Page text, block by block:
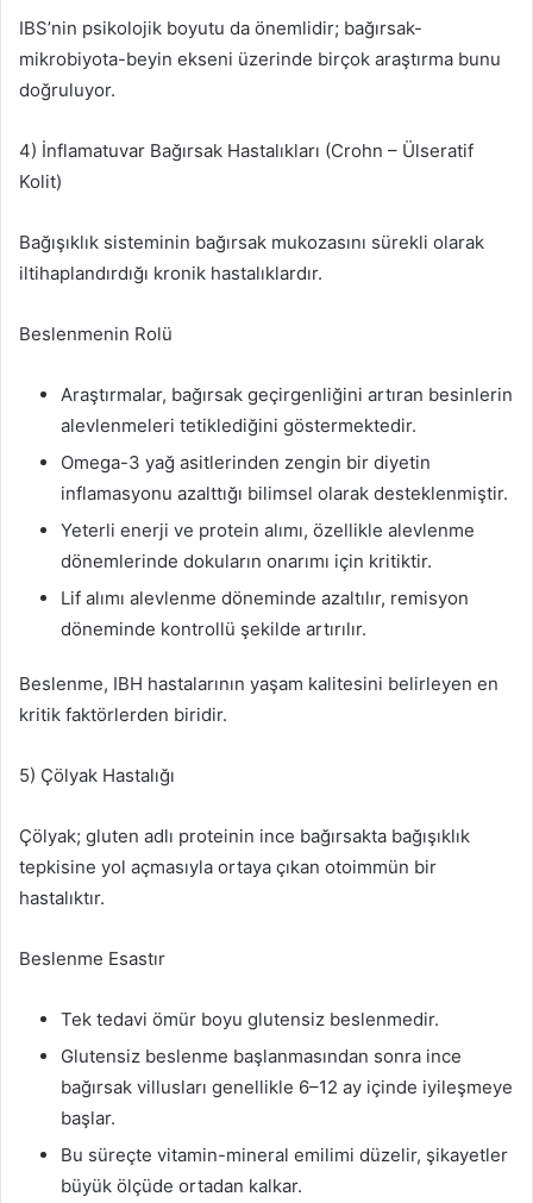
IBS’nin psikolojik boyutu da önemlidir; bağırsak-
mikrobiyota-beyin ekseni üzerinde birçok araştırma bunu
doğruluyor.
4) İnflamatuvar Bağırsak Hastalıkları (Crohn – Ülseratif
Kolit)
Bağışıklık sisteminin bağırsak mukozasını sürekli olarak
iltihaplandırdığı kronik hastalıklardır.
Beslenmenin Rolü
Araştırmalar, bağırsak geçirgenliğini artıran besinlerin
alevlenmeleri tetiklediğini göstermektedir.
Omega-3 yağ asitlerinden zengin bir diyetin
inflamasyonu azalttığı bilimsel olarak desteklenmiştir.
Yeterli enerji ve protein alımı, özellikle alevlenme
dönemlerinde dokuların onarımı için kritiktir.
Lif alımı alevlenme döneminde azaltılır, remisyon
döneminde kontrollü şekilde artırılır.
Beslenme, IBH hastalarının yaşam kalitesini belirleyen en
kritik faktörlerden biridir.
5) Çölyak Hastalığı
Çölyak; gluten adlı proteinin ince bağırsakta bağışıklık
tepkisine yol açmasıyla ortaya çıkan otoimmün bir
hastalıktır.
Beslenme Esastır
Tek tedavi ömür boyu glutensiz beslenmedir.
Glutensiz beslenme başlanmasından sonra ince
bağırsak villusları genellikle 6–12 ay içinde iyileşmeye
başlar.
Bu süreçte vitamin-mineral emilimi düzelir, şikayetler
büyük ölçüde ortadan kalkar.